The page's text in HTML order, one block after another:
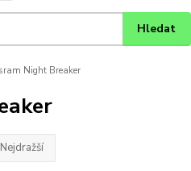
Hledat
Night Breaker
Nejdražší